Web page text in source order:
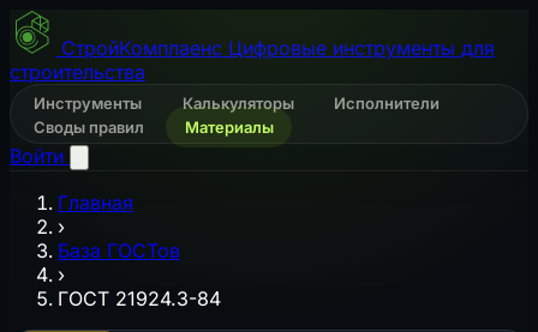
СтройКомплаенс Цифровые инструменты для
строительства
Инструменты Калькуляторы
Исполнители
Своды правил
Материалы
Войти
Главная
›
База ГОСТов
›
ГОСТ 21924.3-84